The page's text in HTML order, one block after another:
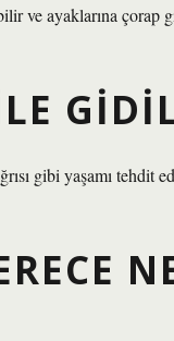
ve ayaklarına
gibi yaşamı tehdit